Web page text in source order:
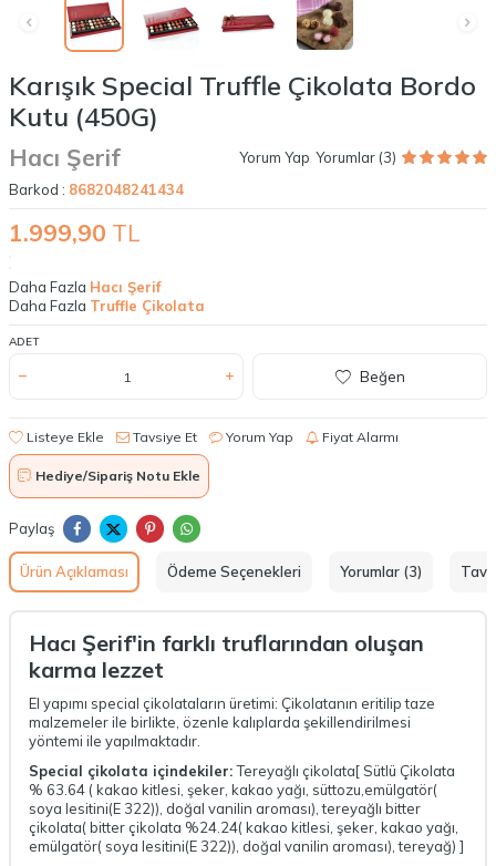
Karışık Special Truffle Çikolata Bordo
Kutu (450G)
Hacı Şerif Yorum Yap Yorumlar (3)
Barkod : 8682048241434
1.999,90 TL
Daha Fazla Hacı Şerif
Daha Fazla Truffle Çikolata
ADET
Beğen
Listeye Ekle Tavsiye Et Yorum Yap Fiyat Alarmı
Hediye/Sipariş Notu Ekle
Paylaş
Ürün Açıklaması Ödeme Seçenekleri Yorumlar (3)
Hacı Şerif'in farklı truflarından oluşan
karma lezzet
El yapımı special çikolataların üretimi: Çikolatanın eritilip taze
malzemeler ile birlikte, özenle kalıplarda şekillendirilmesi
yöntemi ile yapılmaktadır.
Special çikolata içindekiler:Tereyağlı çikolata[ Sütlü Çikolata
% 63.64 ( kakao kitlesi, şeker, kakao yağı, süttozu,emülgatör(
soya lesitini(E 322)), doğal vanilin aroması), tereyağlı bitter
çikolata( bitter çikolata %24.24( kakao kitlesi, şeker, kakao yağı,
emülgatör( soya lesitini(E 322)), doğal vanilin aroması), tereyağ) ]